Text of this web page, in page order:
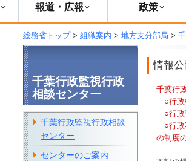
報道・広報 政策
総務省トップ> 組織案内 > 地方支分部局 >
情報
千葉行
○行政
○行政
○行政
の制度
千葉行政監視行政
相談センター
千葉行政監視行政相談
センター
センターのご案内